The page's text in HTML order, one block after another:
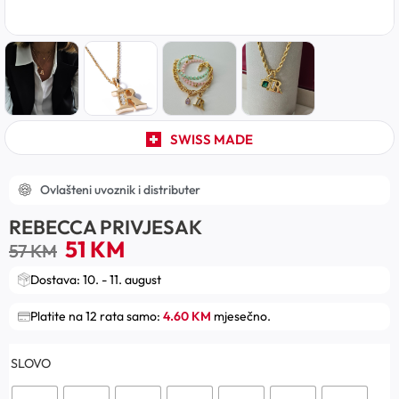
SWISS MADE
Ovlašteni uvoznik i distributer
REBECCA PRIVJESAK
57KM 51 KM
Dostava: 10. - 11. august
Platite na 12 rata samo: 4.60 KM mjesečno.
SLOVO